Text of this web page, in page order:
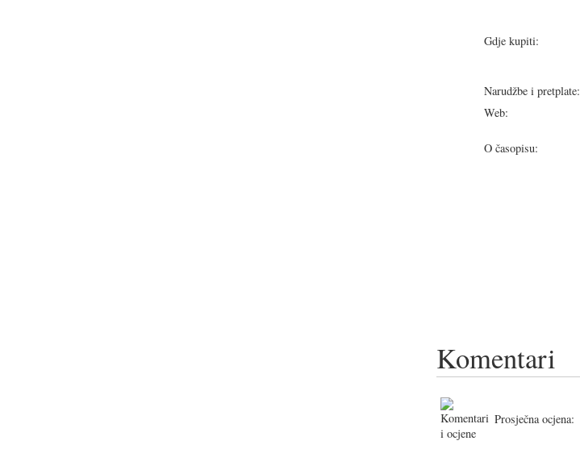
Gdje kupiti:
Narudžbe i pretplate:
Web:
O časopisu:
Komentari
Prosječna ocjena: